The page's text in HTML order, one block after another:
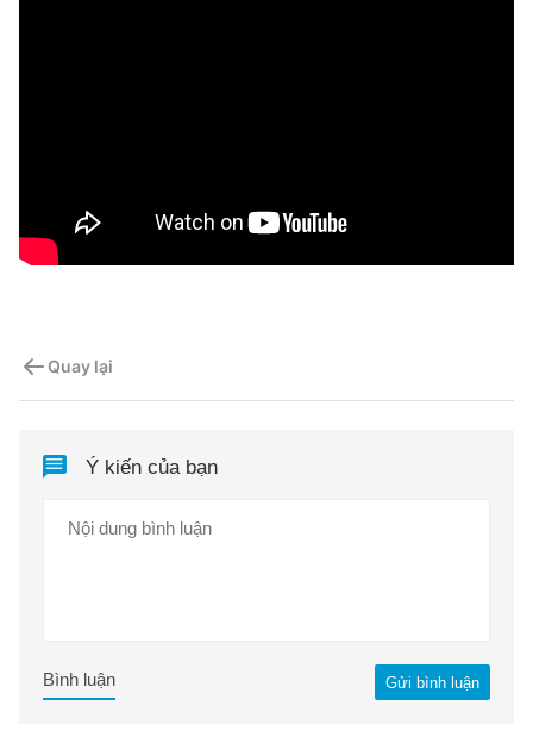
Quay lại
Ý kiến của bạn
Gửi bình luận
Bình luận